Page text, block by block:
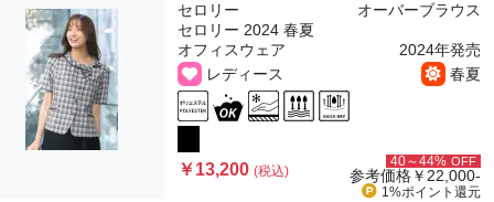
セロリー
オーバーブラウス
セロリー 2024 春夏
オフィスウェア
2024年発売
レディース
春夏
￥13,200(税込)
40～44% OFF
参考価格￥22,000-
1%ポイント 還元